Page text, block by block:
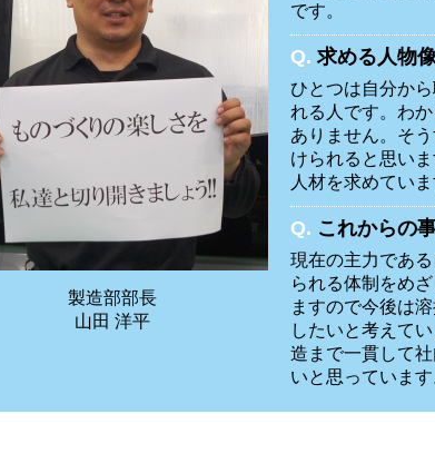
製造部部長
山田 洋平
です。
Q. 求める人物
ひとつは自分か
れる人です。わ
ありません。そ
けられると思い
人材を求めていま
Q. これからの
現在の主力であ
られる体制をめ
ますので今後は
したいと考えて
造まで一貫して
いと思っています